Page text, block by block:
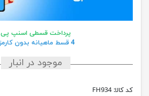
پرداخت قسطی اسنپ پی
4 قسط ماهیانه بدون کارمزد
موجود در انبار
کد کالا: FH934